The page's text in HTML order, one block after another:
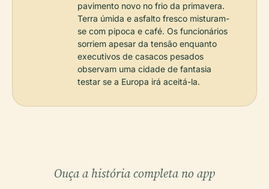
pavimento novo no frio da primavera.
Terra úmida e asfalto fresco misturam-
se com pipoca e café. Os funcionários
sorriem apesar da tensão enquanto
executivos de casacos pesados
observam uma cidade de fantasia
testar se a Europa irá aceitá-la.
Ouça a história completa no app